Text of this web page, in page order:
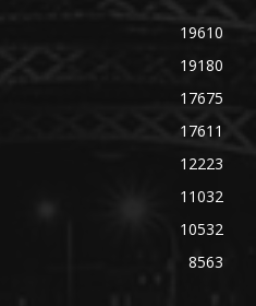
19610
19180
17675
17611
12223
11032
10532
8563